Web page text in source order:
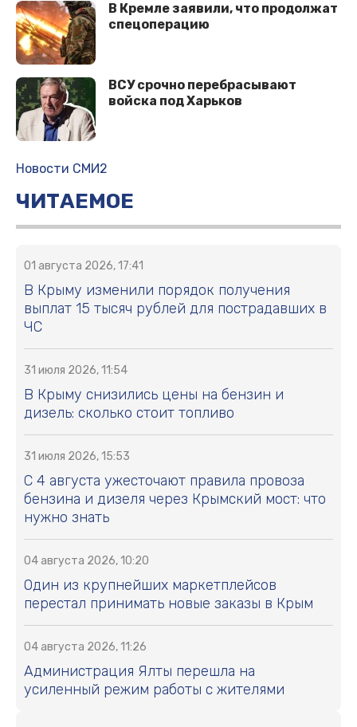
В Кремле заявили, что продолжат
спецоперацию
ВСУ срочно перебрасывают
войска под Харьков
Новости СМИ2
ЧИТАЕМОЕ
01 августа 2026, 17:41
В Крыму изменили порядок получения
выплат 15 тысяч рублей для пострадавших в
ЧС
31 июля 2026, 11:54
В Крыму снизились цены на бензин и
дизель: сколько стоит топливо
31 июля 2026, 15:53
С 4 августа ужесточают правила провоза
бензина и дизеля через Крымский мост: что
нужно знать
04 августа 2026, 10:20
Один из крупнейших маркетплейсов
перестал принимать новые заказы в Крым
04 августа 2026, 11:26
Администрация Ялты перешла на
усиленный режим работы с жителями